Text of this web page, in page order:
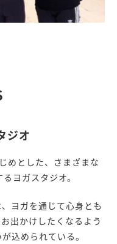
ジオ
めとした、さまざまな
ヨガスタジオ。
ヨガを通じて心身とも
出かけしたくなるよう
込められている。